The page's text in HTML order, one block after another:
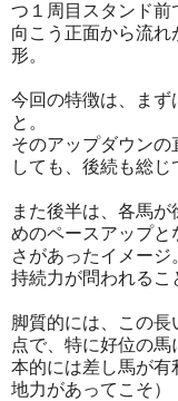
つ１周目スタンド前
向こう正面から流
形。
今回の特徴は、まず
と。
そのアップダウンの
しても、後続も総じ
また後半は、各馬
めのペースアップと
さがあったイメー
持続力が問われるこ
脚質的には、この
点で、特に好位の
本的には差し馬が有
地力があってこそ）